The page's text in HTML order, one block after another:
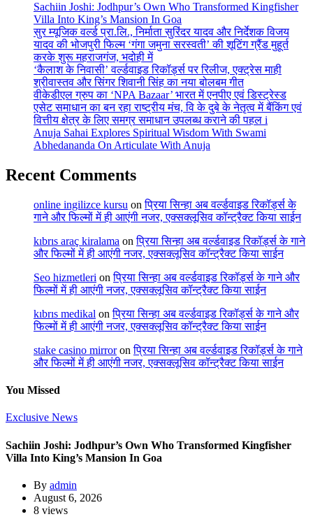
Sachiin Joshi: Jodhpur’s Own Who Transformed Kingfisher
Villa Into King’s Mansion In Goa
सुर म्यूजिक वर्ल्ड प्रा.लि., निर्माता सुरिंदर यादव और निर्देशक विजय
यादव की भोजपुरी फिल्म ‘गंगा जमुना सरस्वती’ की शूटिंग ग्रैंड मुहूर्त
करके शुरू महराजगंज, भदोही में
‘कैलाश के निवासी’ वर्ल्डवाइड रिकॉर्ड्स पर रिलीज, एक्ट्रेस माही
श्रीवास्तव और सिंगर शिवानी सिंह का नया बोलबम गीत
वीकेडीएल ग्रुप का ‘NPA Bazaar’ भारत में एनपीए एवं डिस्ट्रेस्ड
एसेट समाधान का बन रहा राष्ट्रीय मंच, वि के दुबे के नेतृत्व में बैंकिंग एवं
वित्तीय क्षेत्र के लिए समग्र समाधान उपलब्ध कराने की पहल i
Anuja Sahai Explores Spiritual Wisdom With Swami
Abhedananda On Articulate With Anuja
Recent Comments
online ingilizce kursu onप्रिया सिन्हा अब वर्ल्डवाइड रिकॉर्ड्स के
गाने और फिल्मों में ही आएंगी नजर, एक्सक्लूसिव कॉन्ट्रैक्ट किया साईन
kıbrıs araç kiralama onप्रिया सिन्हा अब वर्ल्डवाइड रिकॉर्ड्स के गाने
और फिल्मों में ही आएंगी नजर, एक्सक्लूसिव कॉन्ट्रैक्ट किया साईन
Seo hizmetleri onप्रिया सिन्हा अब वर्ल्डवाइड रिकॉर्ड्स के गाने और
फिल्मों में ही आएंगी नजर, एक्सक्लूसिव कॉन्ट्रैक्ट किया साईन
kıbrıs medikal onप्रिया सिन्हा अब वर्ल्डवाइड रिकॉर्ड्स के गाने और
फिल्मों में ही आएंगी नजर, एक्सक्लूसिव कॉन्ट्रैक्ट किया साईन
stake casino mirroronप्रिया सिन्हा अब वर्ल्डवाइड रिकॉर्ड्स के गाने
और फिल्मों में ही आएंगी नजर, एक्सक्लूसिव कॉन्ट्रैक्ट किया साईन
You Missed
Exclusive News
Sachiin Joshi: Jodhpur’s Own Who Transformed Kingfisher
Villa Into King’s Mansion In Goa
By admin
August 6, 2026
8 views